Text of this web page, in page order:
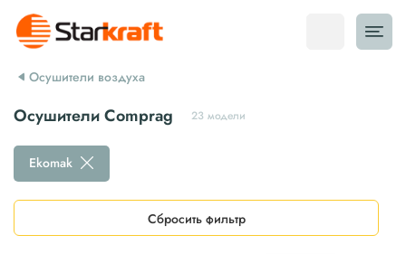
Осушители воздуха
Осушители Comprag 23 модели
Ekomak
Сбросить фильтр